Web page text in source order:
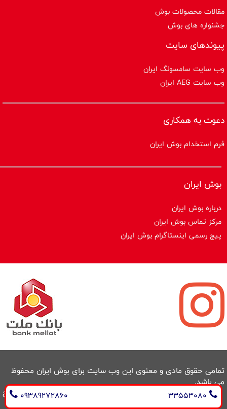
09389272860 33553080
مقالات محصولات بوش
جشنواره های بوش
پیوندهای سایت
وب سایت سامسونگ ایران
وب سایت AEG ایران
دعوت به همکاری
فرم استخدام بوش ایران
بوش ایران
درباره بوش ایران
مرکز تماس بوش ایران
پیج رسمی اینستاگرام بوش ایران
تمامی حقوق مادی و معنوی این وب سایت برای بوش ایران محفوظ
می باشد.
طراحی سایت و سئو : ایران طراح